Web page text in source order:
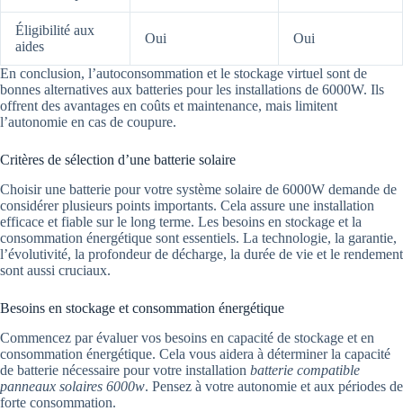
Éligibilité aux
aides
Oui Oui
En conclusion, l’autoconsommation et le stockage virtuel sont de
bonnes alternatives aux batteries pour les installations de 6000W. Ils
offrent des avantages en coûts et maintenance, mais limitent
l’autonomie en cas de coupure.
Critères de sélection d’une batterie solaire
Choisir une batterie pour votre système solaire de 6000W demande de
considérer plusieurs points importants. Cela assure une installation
efficace et fiable sur le long terme. Les besoins en stockage et la
consommation énergétique sont essentiels. La technologie, la garantie,
l’évolutivité, la profondeur de décharge, la durée de vie et le rendement
sont aussi cruciaux.
Besoins en stockage et consommation énergétique
Commencez par évaluer vos besoins en capacité de stockage et en
consommation énergétique. Cela vous aidera à déterminer la capacité
de batterie nécessaire pour votre installation batterie compatible
panneaux solaires 6000w. Pensez à votre autonomie et aux périodes de
forte consommation.